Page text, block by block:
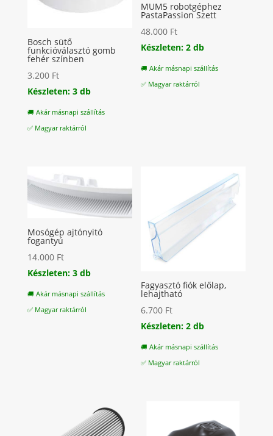
Bosch sütő
funkcióválasztó gomb
fehér színben
3.200 Ft
Készleten: 3 db
🚚 Akár másnapi szállítás
✅ Magyar raktárról
MUM5 robotgéphez
PastaPassion Szett
48.000 Ft
Készleten: 2 db
🚚 Akár másnapi szállítás
✅ Magyar raktárról
Mosógép ajtónyitó
fogantyú
14.000 Ft
Készleten: 3 db
🚚 Akár másnapi szállítás
✅ Magyar raktárról
Fagyasztó fiók előlap,
lehajtható
6.700 Ft
Készleten: 2 db
🚚 Akár másnapi szállítás
✅ Magyar raktárról